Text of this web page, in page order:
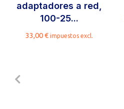
adaptadores a red,
100-25...
33,00€ impuestos excl.